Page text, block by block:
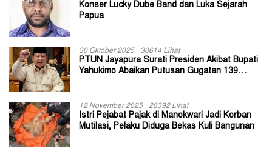
Konser Lucky Dube Band dan Luka Sejarah
Papua
30 Oktober 2025 30614 Lihat
PTUN Jayapura Surati Presiden Akibat Bupati
Yahukimo Abaikan Putusan Gugatan 139
12 November 2025 28392 Lihat
Istri Pejabat Pajak di Manokwari Jadi Korban
Mutilasi, Pelaku Diduga Bekas Kuli Bangunan